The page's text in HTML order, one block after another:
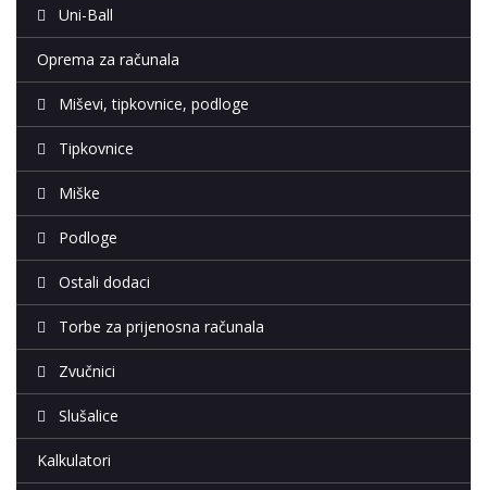
Uni-Ball
Oprema za računala
Miševi, tipkovnice, podloge
Tipkovnice
Miške
Podloge
Ostali dodaci
Torbe za prijenosna računala
Zvučnici
Slušalice
Kalkulatori